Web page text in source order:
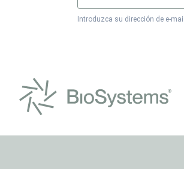
Introduzca su dirección de e-